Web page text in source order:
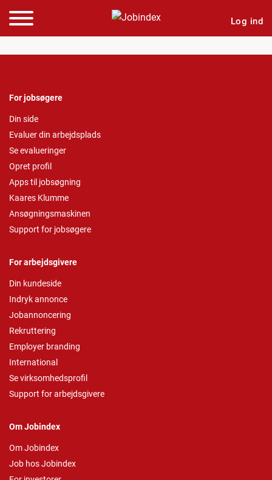
Log ind
For jobsøgere
Din side
Evaluer din arbejdsplads
Se evalueringer
Opret profil
Apps til jobsøgning
Kaares Klumme
Ansøgningsmaskinen
Support for jobsøgere
For arbejdsgivere
Din kundeside
Indryk annonce
Jobannoncering
Rekruttering
Employer branding
International
Se virksomhedsprofil
Support for arbejdsgivere
Om Jobindex
Om Jobindex
Job hos Jobindex